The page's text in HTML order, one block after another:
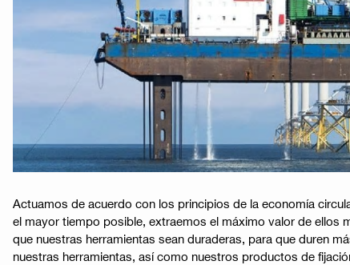
Actuamos de acuerdo con los principios de la economía
el mayor tiempo posible, extraemos el máximo valor de ellos
que nuestras herramientas sean duraderas, para que duren
nuestras herramientas, así como nuestros productos de